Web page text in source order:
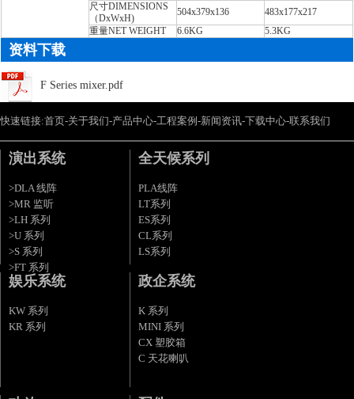
尺寸DIMENSIONS
（DxWxH)
504x379x136
483x177x217
重量NET WEIGHT 6.6KG 5.3KG
资料下载
F Series mixer.pdf
快速链接:首页-关于我们-产品中心-工程案例 -新闻资讯-下载中心-联系我们
演出系统
>DLA 线阵
>MR 监听
>LH 系列
>U 系列
>S 系列
>FT 系列
全天候系列
PLA线阵
LT系列
ES系列
CL系列
LS系列
娱乐系统
KW 系列
KR 系列
政企系统
K 系列
MINI 系列
CX 塑胶箱
C 天花喇叭